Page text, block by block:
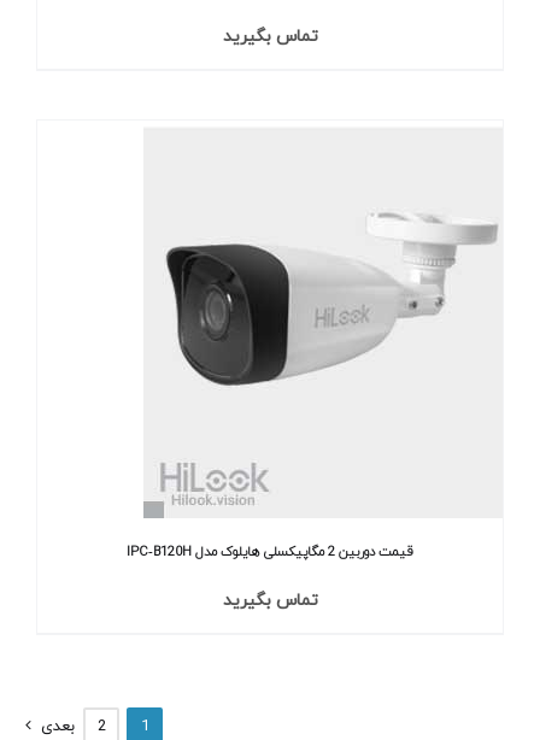
تماس بگیرید
قیمت دوربین 2 مگاپیکسلی هایلوک مدل IPC‐B120H
تماس بگیرید
1
2 بعدی